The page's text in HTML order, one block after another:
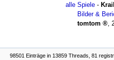
alle Spiele -
Bilder &
tomtom
,
98501 Einträge in 13859 Threads, 81